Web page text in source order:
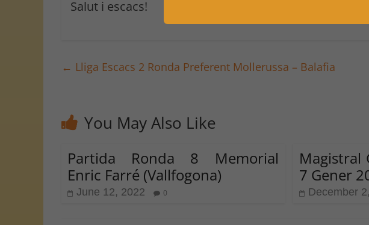
Salut i escacs!
← Lliga Escacs 2 Ronda Preferent Mollerussa – Balafia
You May Also Like
Partida Ronda 8 Memorial
Enric Farré (Vallfogona)
June 12, 2022 0
Magistral
7 Gener
December